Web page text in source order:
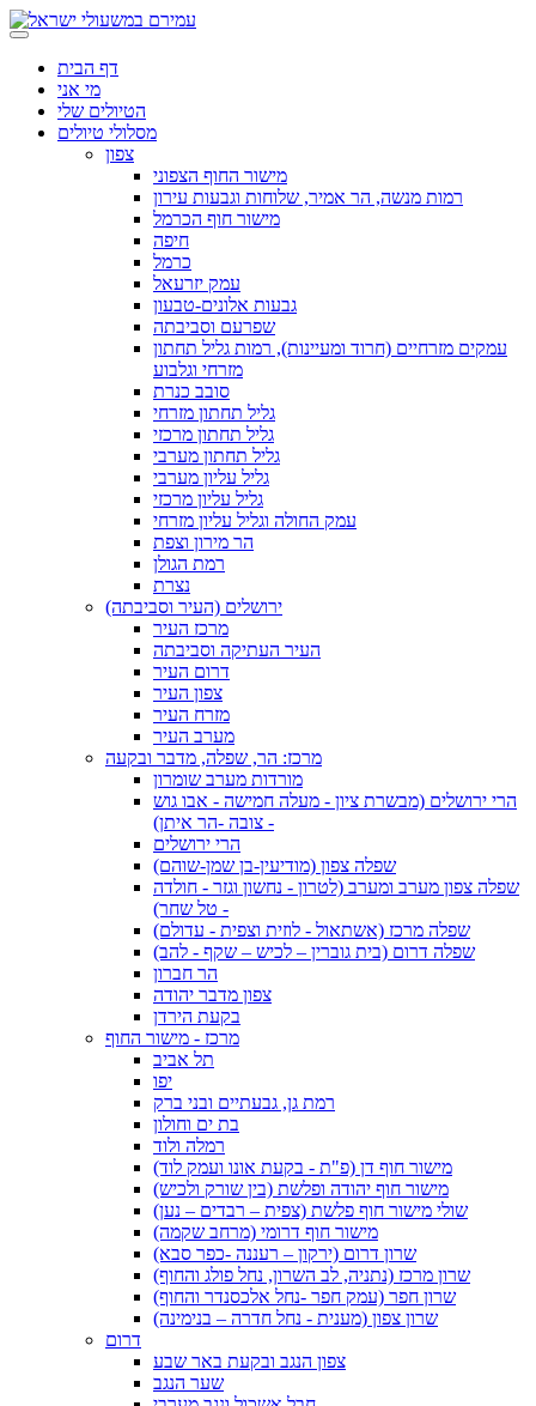
דף הבית
מי אני
הטיולים שלי
מסלולי טיולים
צפון
מישור החוף הצפוני
רמות מנשה, הר אמיר, שלוחות וגבעות עירון
מישור חוף הכרמל
חיפה
כרמל
עמק יזרעאל
גבעות אלונים-טבעון
שפרעם וסביבתה
עמקים מזרחיים (חרוד ומעיינות), רמות גליל תחתון
מזרחי וגלבוע
סובב כנרת
גליל תחתון מזרחי
גליל תחתון מרכזי
גליל תחתון מערבי
גליל עליון מערבי
גליל עליון מרכזי
עמק החולה וגליל עליון מזרחי
הר מירון וצפת
רמת הגולן
נצרת
ירושלים (העיר וסביבתה)
מרכז העיר
העיר העתיקה וסביבתה
דרום העיר
צפון העיר
מזרח העיר
מערב העיר
מרכז: הר, שפלה, מדבר ובקעה
מורדות מערב שומרון
הרי ירושלים (מבשרת ציון - מעלה חמישה - אבו גוש
- צובה -הר איתן)
הרי ירושלים
שפלה צפון (מודיעין-בן שמן-שוהם)
שפלה צפון מערב ומערב (לטרון - נחשון וגזר - חולדה
- טל שחר)
שפלה מרכז (אשתאול - לוזית וצפית - עדולם)
שפלה דרום (בית גוברין – לכיש – שקף - להב)
הר חברון
צפון מדבר יהודה
בקעת הירדן
מרכז - מישור החוף
תל אביב
יפו
רמת גן, גבעתיים ובני ברק
בת ים וחולון
רמלה ולוד
מישור חוף דן (פ"ת - בקעת אונו ועמק לוד)
מישור חוף יהודה ופלשת (בין שורק ולכיש)
שולי מישור חוף פלשת (צפית – רבדים – נען)
מישור חוף דרומי (מרחב שקמה)
שרון דרום (ירקון – רעננה -כפר סבא)
שרון מרכז (נתניה, לב השרון, נחל פולג והחוף)
שרון חפר (עמק חפר -נחל אלכסנדר והחוף)
שרון צפון (מענית - נחל חדרה – בנימינה)
דרום
צפון הנגב ובקעת באר שבע
שער הנגב